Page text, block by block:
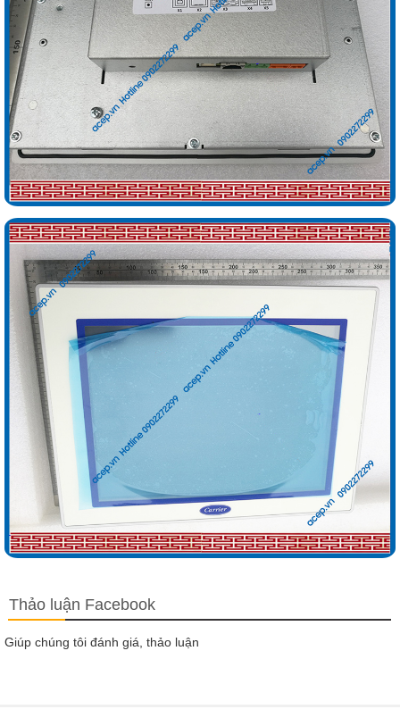
Thảo luận Facebook
Giúp chúng tôi đánh giá, thảo luận